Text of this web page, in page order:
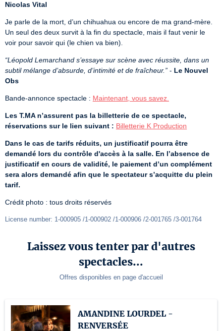
Nicolas Vital
Je parle de la mort, d’un chihuahua ou encore de ma grand-mère.
Un seul des deux survit à la fin du spectacle, mais il faut venir le
voir pour savoir qui (le chien va bien).
“Léopold Lemarchand s’essaye sur scène avec réussite, dans un
subtil mélange d’absurde, d’intimité et de fraîcheur.” - Le Nouvel
Obs
Bande-annonce spectacle : Maintenant, vous savez.
Les T.MA n’assurent pas la billetterie de ce spectacle,
réservations sur le lien suivant : Billetterie K Production
Dans le cas de tarifs réduits, un justificatif pourra être
demandé lors du contrôle d'accès à la salle. En l’absence de
justificatif en cours de validité, le paiement d’un complément
sera alors demandé afin que le spectateur s’acquitte du plein
tarif.
Crédit photo : tous droits réservés
License number: 1-000905 /1-000902 /1-000906 /2-001765 /3-001764
Laissez vous tenter par d'autres
spectacles...
Offres disponibles en page d'accueil
AMANDINE LOURDEL -
RENVERSÉE